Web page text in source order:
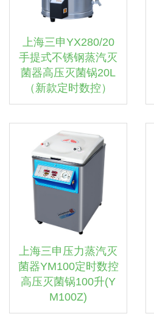
上海三申YX280/20
手提式不锈钢蒸汽灭
菌器高压灭菌锅20L
（新款定时数控）
上海三申压力蒸汽灭
菌器YM100定时数控
高压灭菌锅100升(Y
M100Z)